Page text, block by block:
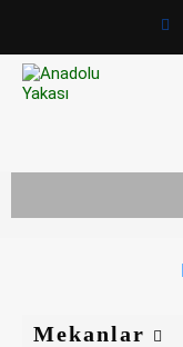
Mekanlar